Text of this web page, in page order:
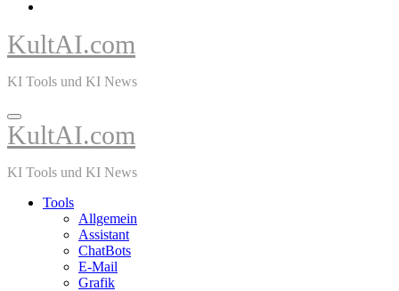
KultAI.com
KI Tools und KI News
KultAI.com
KI Tools und KI News
Tools
Allgemein
Assistant
ChatBots
E-Mail
Grafik